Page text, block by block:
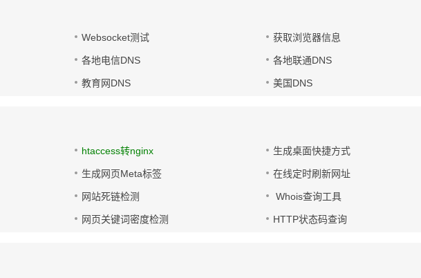
Websocket测试 获取浏览器信息
各地电信DNS 各地联通DNS
教育网DNS 美国DNS
htaccess转nginx 生成桌面快捷方式
生成网页Meta标签 在线定时刷新网址
网站死链检测 Whois查询工具
网页关键词密度检测 HTTP状态码查询